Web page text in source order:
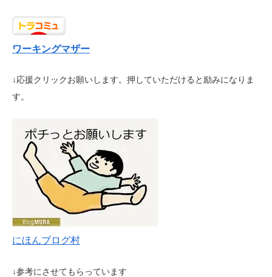
ワーキングマザー
↓応援クリックお願いします。押していただけると励みになりま
す。
にほんブログ村
↓参考にさせてもらっています